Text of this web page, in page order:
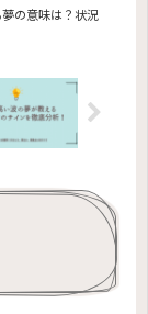
しょう。
夢の意味は？状況